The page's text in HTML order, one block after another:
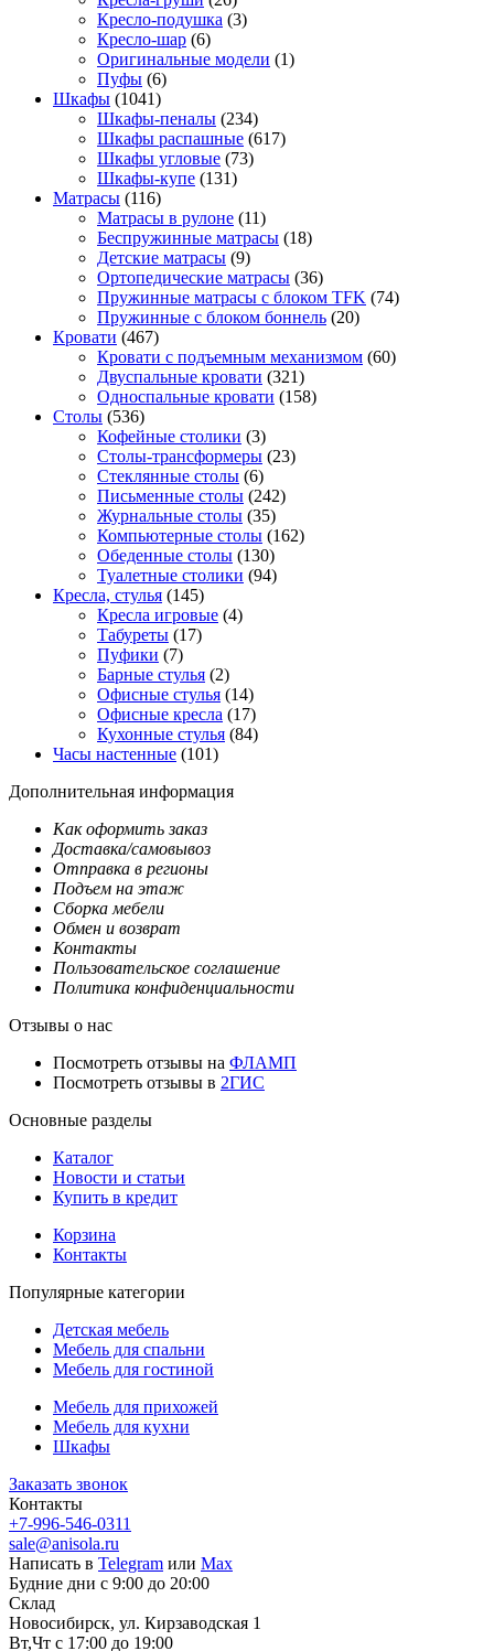
Кресло-подушка (3)
Кресло-шар (6)
Оригинальные модели (1)
Пуфы (6)
Шкафы (1041)
Шкафы-пеналы (234)
Шкафы распашные (617)
Шкафы угловые (73)
Шкафы-купе (131)
Матрасы (116)
Матрасы в рулоне (11)
Беспружинные матрасы (18)
Детские матрасы (9)
Ортопедические матрасы (36)
Пружинные матрасы с блоком TFK (74)
Пружинные с блоком боннель (20)
Кровати (467)
Кровати с подъемным механизмом (60)
Двуспальные кровати (321)
Односпальные кровати (158)
Столы (536)
Кофейные столики (3)
Столы-трансформеры (23)
Стеклянные столы (6)
Письменные столы (242)
Журнальные столы (35)
Компьютерные столы (162)
Обеденные столы (130)
Туалетные столики (94)
Кресла, стулья (145)
Кресла игровые (4)
Табуреты (17)
Пуфики (7)
Барные стулья (2)
Офисные стулья (14)
Офисные кресла (17)
Кухонные стулья (84)
Часы настенные (101)
Дополнительная информация
Как оформить заказ
Доставка/самовывоз
Отправка в регионы
Подъем на этаж
Сборка мебели
Обмен и возврат
Контакты
Пользовательское соглашение
Политика конфиденциальности
Отзывы о нас
Посмотреть отзывы на ФЛАМП
Посмотреть отзывы в 2ГИС
Основные разделы
Каталог
Новости и статьи
Купить в кредит
Корзина
Контакты
Популярные категории
Детская мебель
Мебель для спальни
Мебель для гостиной
Мебель для прихожей
Мебель для кухни
Шкафы
Заказать звонок
Контакты
+7-996-546-0311
sale@anisola.ru
Написать в Telegram или Max
Будние дни с 9:00 до 20:00
Склад
Новосибирск, ул. Кирзаводская 1
Вт,Чт с 17:00 до 19:00